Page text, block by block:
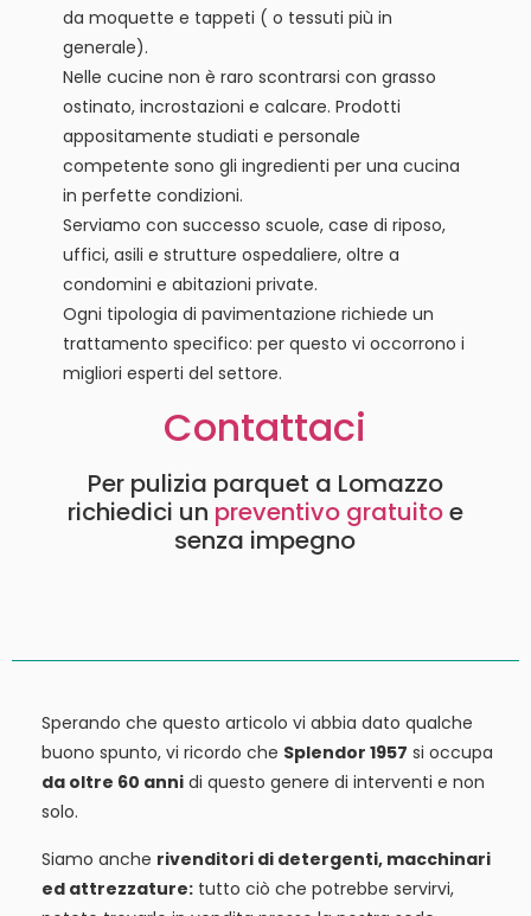
da moquette e tappeti ( o tessuti più in
generale).
Nelle cucine non è raro scontrarsi con grasso
ostinato, incrostazioni e calcare. Prodotti
appositamente studiati e personale
competente sono gli ingredienti per una cucina
in perfette condizioni.
Serviamo con successo scuole, case di riposo,
uffici, asili e strutture ospedaliere, oltre a
condomini e abitazioni private.
Ogni tipologia di pavimentazione richiede un
trattamento specifico: per questo vi occorrono i
migliori esperti del settore.
Contattaci
Per pulizia parquet a Lomazzo
richiedici un preventivo gratuitoe
senza impegno
Sperando che questo articolo vi abbia dato qualche
buono spunto, vi ricordo che Splendor 1957 si occupa
da oltre 60 anni di questo genere di interventi e non
solo.
Siamo anche rivenditori di detergenti, macchinari
ed attrezzature: tutto ciò che potrebbe servirvi,